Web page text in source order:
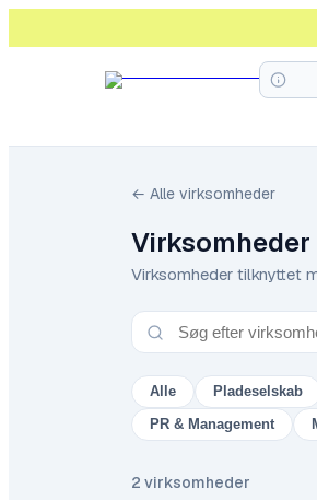
← Alle virksomheder
Virksomheder
Virksomheder tilknyttet
Alle Pladeselskab
PR & Management
2 virksomheder